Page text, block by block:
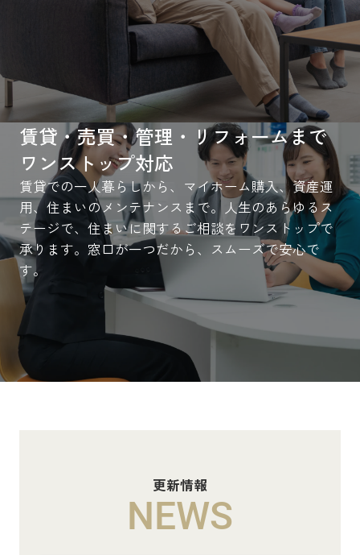
賃貸・売買・管理・リフォームまで
ワンストップ対応
賃貸での一人暮らしから、マイホーム購入、資産運
用、住まいのメンテナンスまで。人生のあらゆるス
テージで、住まいに関するご相談をワンストップで
承ります。窓口が一つだから、スムーズで安心で
す。
更新情報
NEWS